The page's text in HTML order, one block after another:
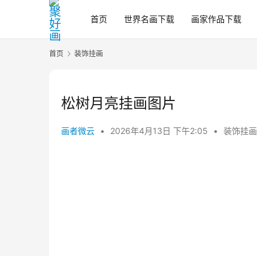
首页 世界名画下载 画家作品下载
首页 装饰挂画
松树月亮挂画图片
画者微云 • 2026年4月13日 下午2:05 • 装饰挂画